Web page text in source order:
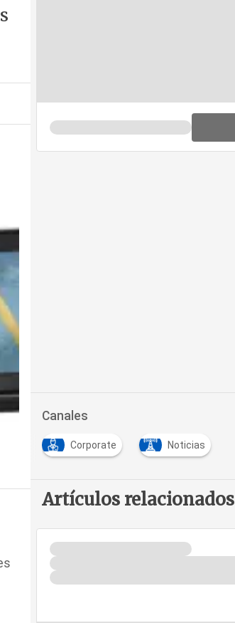
Canales
Corporate Noticias
Artículos relacionados